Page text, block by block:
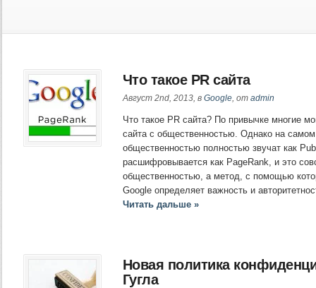
Что такое PR сайта
Август 2nd, 2013, в Google, от admin
Что такое PR сайта? По привычке многие
сайта с общественностью. Однако на
общественностью полностью звучат как
расшифровывается как PageRank, и это
общественностью, а метод, с помощью
Google определяет важность и
Читать дальше »
Новая политика
Гугла